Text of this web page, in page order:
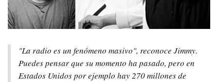
"La radio es un fenómeno masivo", reconoce Jimmy.
Puedes pensar que su momento ha pasado, pero en
Estados Unidos por ejemplo hay 270 millones de